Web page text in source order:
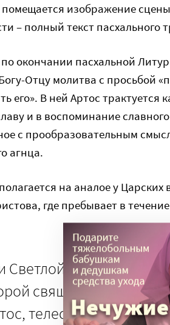
изображение
– полный текст пасхального
окончании пасхальной
Отцу молитва с просьбой
его». В ней Артос трактуется
и в воспоминание
с прообразовательным
агнца.
на аналое у Царских
где пребывает в
субботы в
священник просит,
телесного и